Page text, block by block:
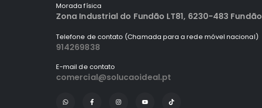
Morada física
Zona Industrial do Fundão LT81, 6230-483 Fundão
Telefone de contato (Chamada para a rede móvel nacional)
914269838
E-mail de contato
comercial@solucaoideal.pt